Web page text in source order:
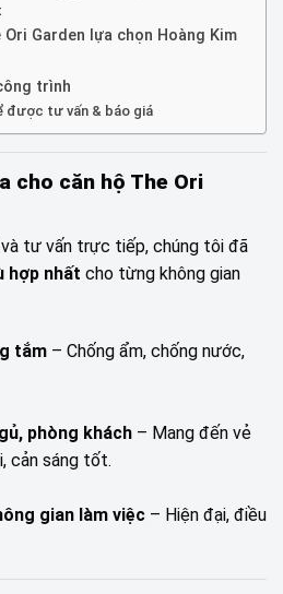
Garden lựa chọn Hoàng Kim
trình
được tư vấn & báo giá
cho căn hộ The Ori
tư vấn trực tiếp, chúng tôi đã
hợp nhất cho từng không gian
tắm – Chống ẩm, chống nước,
phòng khách – Mang đến vẻ
cản sáng tốt.
gian làm việc – Hiện đại, điều